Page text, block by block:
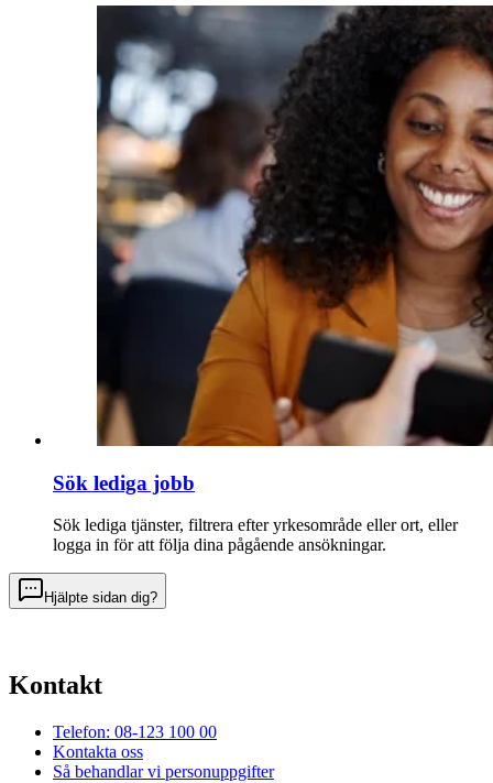
Sök lediga jobb
Sök lediga tjänster, filtrera efter yrkesområde eller ort, eller
logga in för att följa dina pågående ansökningar.
Hjälpte sidan dig?
Kontakt
Telefon: 08-123 100 00
Kontakta oss
Så behandlar vi personuppgifter